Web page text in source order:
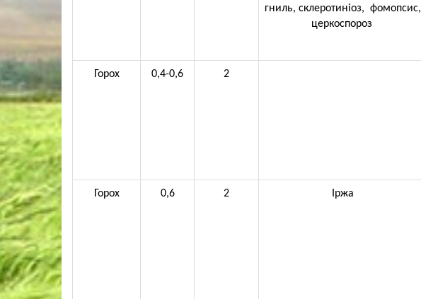
гниль, склеротиніоз, фомопсис,
церкоспороз
Горох 0,4-0,6 2
Горох 0,6 2 Іржа